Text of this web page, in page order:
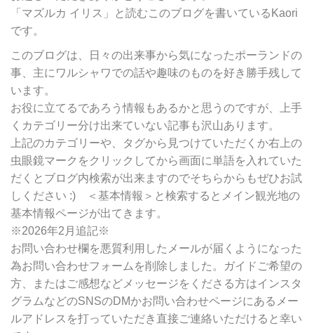
ゴ
ー
別
検
索
「マズルカ イリス」と読むこのブログを書いているKaori
です。
このブログは、日々の出来事から気になったポーランドの
事、主にワルシャワでの話や趣味のものを好き勝手残して
います。
お役に立てるであろう情報もあるかと思うのですが、上手
くカテゴリー分け出来ていない記事も沢山あります。
上記のカテゴリーや、タグから見つけていただくか右上の
虫眼鏡マークをクリックしてから画面に単語を入れていた
だくとブログ内検索が出来ますのでそちらからもぜひお試
しください :) ＜基本情報＞と検索するとメイン観光地の
基本情報ページが出てきます。
※2026年2月追記※
お問い合わせ欄を悪質利用したメールが届くようになった
為お問い合わせフォームを削除しました。ガイドご希望の
方、またはご感想などメッセージをくださる方はインスタ
グラムなどのSNSのDMかお問い合わせページにあるメー
ルアドレスを打っていただき直接ご連絡いただけると幸い